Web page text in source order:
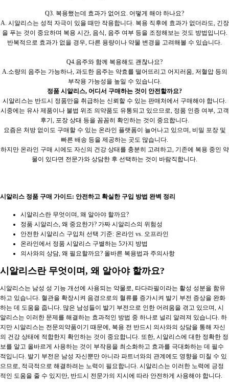
Q3. 복용했는데 효과가 없어요. 어떻게 해야 하나요?
A. 시알리스는 성적 자극이 있을 때만 작용합니다. 복용 직후에 효과가 없더라도, 긴장
을 푸는 것이 중요하며 복용 시간, 음식, 음주 여부 등을 조정해보는 것도 방법입니다.
반복적으로 효과가 없을 경우, 다른 용량이나 약물 변경을 고려해볼 수 있습니다.
Q4.음주와 함께 복용해도 괜찮나요?
A.소량의 음주는 가능하나, 과도한 음주는 약효를 떨어뜨리고 어지러움, 저혈압 등의
부작용 가능성을 높일 수 있습니다.
정품 시알리스, 어디서 구매하는 것이 안전할까요?
시알리스는 반드시 정품만을 취급하는 신뢰할 수 있는 판매처에서 구매해야 합니다.
시중에는 유사 제품이나 불법 위조 의약품도 유통되고 있으므로, 정품 인증 여부, 고객
후기, 포장 상태 등을 꼼꼼히 확인하는 것이 중요합니다.
요즘은 처방 없이도 구매할 수 있는 온라인 플랫폼이 늘어나고 있으며, 비밀 포장 및
빠른 배송 등을 제공하는 곳도 많습니다.
하지만 온라인 구매 시에도 자신의 건강 상태를 충분히 고려하고, 기존에 복용 중인 약
물이 있다면 전문가와 상담한 후 선택하는 것이 바람직합니다.
시알리스 정품 구매 가이드: 안전하고 확실한 구입 방법 완벽 정리
시알리스란 무엇이며, 왜 알아야 할까요?
정품 시알리스, 왜 중요한가? 가짜 시알리스의 위험성
안전한 시알리스 구입처 선택 기준: 온라인 vs. 오프라인
온라인에서 정품 시알리스 구별하는 5가지 방법
의사와의 상담, 왜 필요할까요? 올바른 복용법과 주의사항
시알리스란 무엇이며, 왜 알아야 할까요?
시알리스는 남성 성 기능 개선에 사용되는 약물로, 타다라필이라는 활성 성분을 함유
하고 있습니다. 혈관을 확장시켜 음경으로의 혈류를 증가시켜 발기 부전 증상을 완화
하는 데 도움을 줍니다. 많은 남성들이 발기 부전으로 인한 어려움을 겪고 있으며, 시
알리스는 이러한 문제를 해결하는 효과적인 방법 중 하나로 널리 알려져 있습니다. 하
지만 시알리스는 전문의약품이기 때문에, 복용 전 반드시 의사와의 상담을 통해 자신
의 건강 상태에 적합한지 확인하는 것이 중요합니다. 또한, 시알리스에 대한 정확한 정
보를 알고 올바르게 사용하는 것이 부작용을 최소화하고 효과를 극대화하는 데 필수
적입니다. 발기 부전은 남성 자신뿐만 아니라 파트너와의 관계에도 영향을 미칠 수 있
으므로, 적극적으로 해결하려는 노력이 필요합니다. 시알리스는 이러한 노력에 긍정
적인 도움을 줄 수 있지만, 반드시 전문가의 지시에 따라 안전하게 사용해야 합니다.